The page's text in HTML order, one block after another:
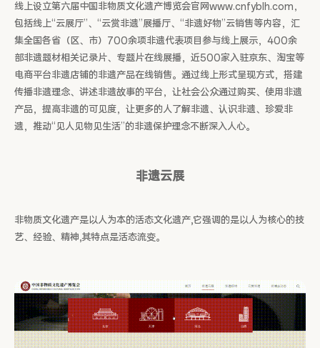
线上设立第六届中国非物质文化遗产博览会官网www.cnfyblh.com，
包括线上“云展厅”、“云赏非遗”展播厅、“非遗好物”云销售等内容，汇
集全国各省（区、市）700余项非遗代表项目参与线上展示，400余
部非遗题材相关记录片、专题片在线展播，近500家入驻京东、淘宝等
电商平台非遗店铺的非遗产品在线销售。通过线上形式呈现方式，搭建
传播非遗理念、讲述非遗故事的平台，让社会公众通过购买、使用非遗
产品，提高非遗的可见度，让更多的人了解非遗、认识非遗、珍爱非
遗，推动“见人见物见生活”的非遗保护理念不断深入人心。
非遗云展
非物质文化遗产是以人为本的活态文化遗产,它强调的是以人为核心的技
艺、经验、精神,其特点是活态流变。